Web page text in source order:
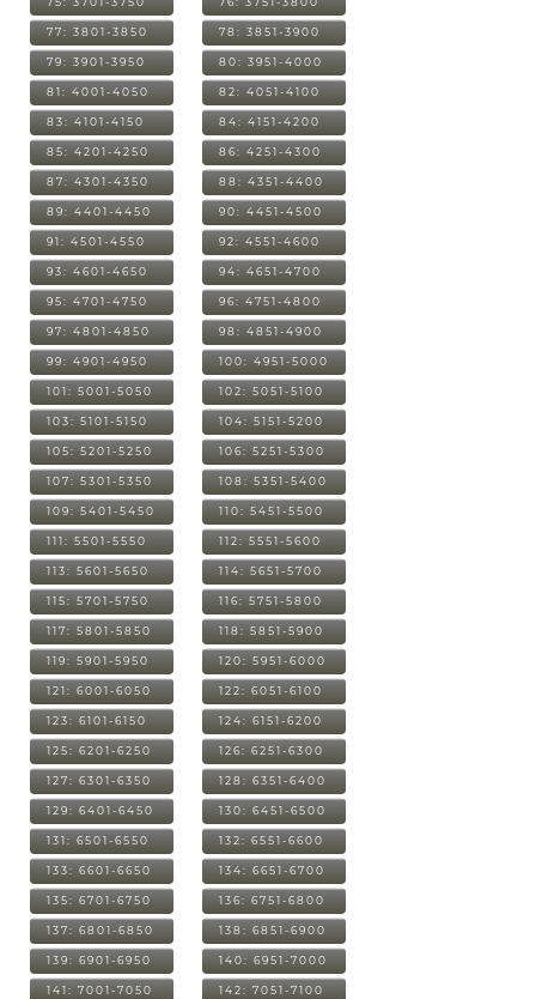
77: 3801-3850 78: 3851-3900
79: 3901-3950 80: 3951-4000
81: 4001-4050 82: 4051-4100
83: 4101-4150 84: 4151-4200
85: 4201-4250 86: 4251-4300
87: 4301-4350 88: 4351-4400
89: 4401-4450 90: 4451-4500
91: 4501-4550 92: 4551-4600
93: 4601-4650 94: 4651-4700
95: 4701-4750 96: 4751-4800
97: 4801-4850 98: 4851-4900
99: 4901-4950 100: 4951-5000
101: 5001-5050 102: 5051-5100
103: 5101-5150 104: 5151-5200
105: 5201-5250 106: 5251-5300
107: 5301-5350 108: 5351-5400
109: 5401-5450 110: 5451-5500
111: 5501-5550 112: 5551-5600
113: 5601-5650 114: 5651-5700
115: 5701-5750 116: 5751-5800
117: 5801-5850 118: 5851-5900
119: 5901-5950 120: 5951-6000
121: 6001-6050 122: 6051-6100
123: 6101-6150 124: 6151-6200
125: 6201-6250 126: 6251-6300
127: 6301-6350 128: 6351-6400
129: 6401-6450 130: 6451-6500
131: 6501-6550 132: 6551-6600
133: 6601-6650 134: 6651-6700
135: 6701-6750 136: 6751-6800
137: 6801-6850 138: 6851-6900
139: 6901-6950 140: 6951-7000
141: 7001-7050 142: 7051-7100